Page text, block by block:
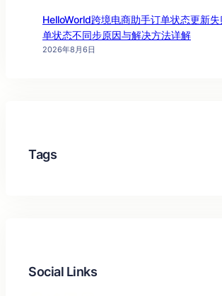
HelloWorld跨境电商助手订单状态更新
单状态不同步原因与解决方法详解
2026年8月6日
Tags
Social Links